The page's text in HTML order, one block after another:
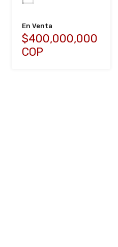
En Venta
$400,000,000
COP